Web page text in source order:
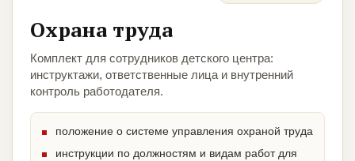
Охрана труда
Комплект для сотрудников детского центра:
инструктажи, ответственные лица и внутренний
контроль работодателя.
положение о системе управления охраной труда
инструкции по должностям и видам работ для